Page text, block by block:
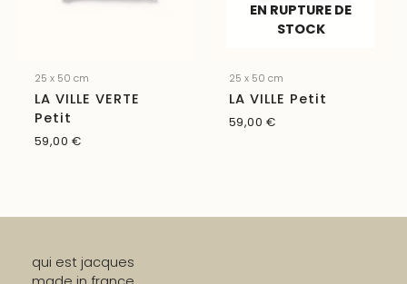
25 x 50 cm
LA VILLE VERTE
Petit
59,00 €
EN RUPTURE DE
STOCK
25 x 50 cm
LA VILLE Petit
59,00 €
qui est jacques